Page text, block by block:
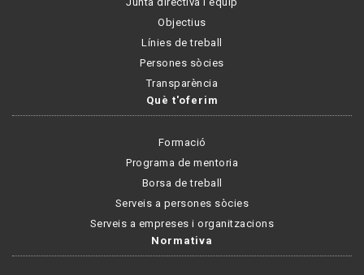
Objectius
Línies de treball
Persones sòcies
Transparència
Què t'oferim
Formació
Programa de mentoria
Borsa de treball
Serveis a persones sòcies
Serveis a empreses i organitzacions
Normativa